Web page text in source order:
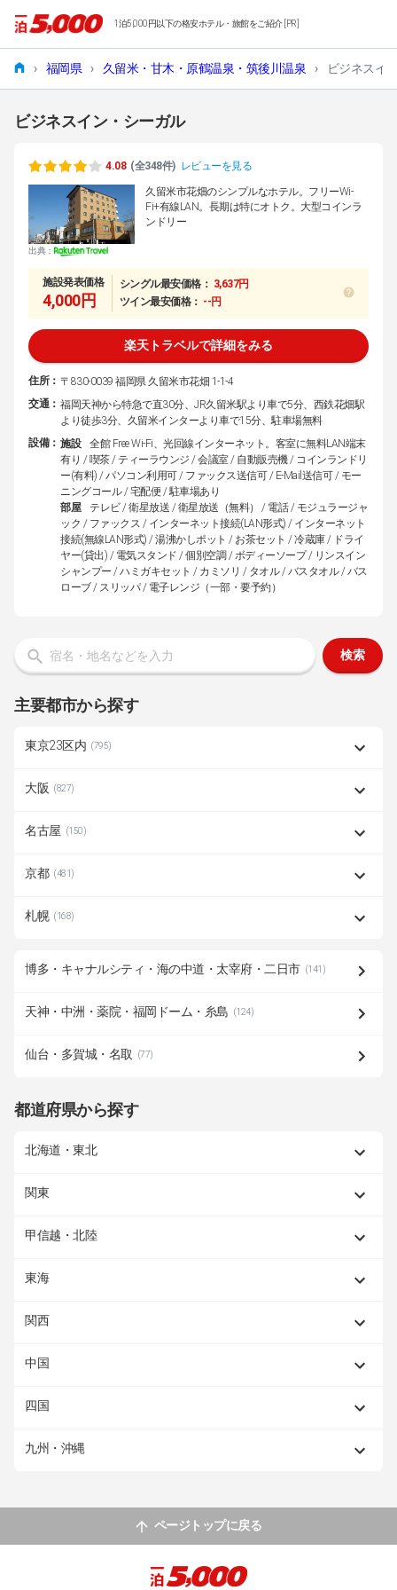
1泊5,000円以下の格安ホテル・旅館をご紹介 [PR]
› 福岡県 › 久留米・甘木・原鶴温泉・筑後川温泉 › ビジネスイ
ビジネスイン・シーガル
4.08 (全348件) レビューを見る
出典：
久留米市花畑のシンプルなホテル。フリーWi-
Fi+有線LAN。長期は特にオトク。大型コインラ
ンドリー
施設発表価格
4,000円
シングル最安価格： 3,637円
ツイン最安価格： --円
楽天トラベルで詳細をみる
住所： 〒830-0039 福岡県 久留米市花畑 1-1-4
交通： 福岡天神から特急で直30分、JR久留米駅より車で5分、西鉄花畑駅
より徒歩3分、久留米インターより車で15分、駐車場無料
設備： 施設
全館 Free Wi-Fi、光回線インターネット。客室に無料LAN端末
有り / 喫茶 / ティーラウンジ / 会議室 / 自動販売機 / コインランドリ
ー(有料) / パソコン利用可 / ファックス送信可 / E-Mail送信可 / モー
ニングコール / 宅配便 / 駐車場あり
部屋
テレビ / 衛星放送 / 衛星放送（無料） / 電話 / モジュラージャ
ック / ファックス / インターネット接続(LAN形式) / インターネット
接続(無線LAN形式) / 湯沸かしポット / お茶セット / 冷蔵庫 / ドライ
ヤー(貸出) / 電気スタンド / 個別空調 / ボディーソープ / リンスイン
シャンプー / ハミガキセット / カミソリ / タオル / バスタオル / バス
ローブ / スリッパ / 電子レンジ（一部・要予約）
検索
主要都市から探す
東京23区内 (795)
大阪 (827)
名古屋 (150)
京都 (481)
札幌 (168)
博多・キャナルシティ・海の中道・太宰府・二日市 (141)
天神・中洲・薬院・福岡ドーム・糸島 (124)
仙台・多賀城・名取 (77)
都道府県から探す
北海道・東北
関東
甲信越・北陸
東海
関西
中国
四国
九州・沖縄
ページトップに戻る